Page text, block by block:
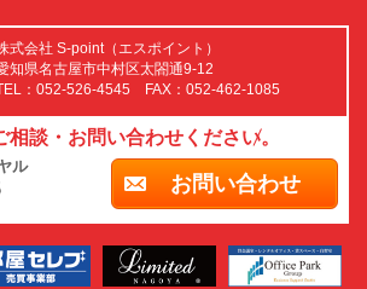
式会社 S-point（エスポイント）
知県名古屋市中村区太閤通9-12
：052-526-4545 FAX：052-462-1085
相談・お問い合わせください。
ル
お問い合わせ